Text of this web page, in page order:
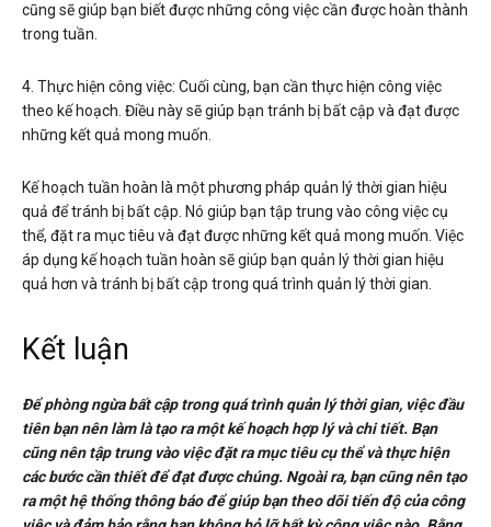
cũng sẽ giúp bạn biết được những công việc cần được hoàn thành
trong tuần.
4. Thực hiện công việc: Cuối cùng, bạn cần thực hiện công việc
theo kế hoạch. Điều này sẽ giúp bạn tránh bị bất cập và đạt được
những kết quả mong muốn.
Kế hoạch tuần hoàn là một phương pháp quản lý thời gian hiệu
quả để tránh bị bất cập. Nó giúp bạn tập trung vào công việc cụ
thể, đặt ra mục tiêu và đạt được những kết quả mong muốn. Việc
áp dụng kế hoạch tuần hoàn sẽ giúp bạn quản lý thời gian hiệu
quả hơn và tránh bị bất cập trong quá trình quản lý thời gian.
Kết luận
Để phòng ngừa bất cập trong quá trình quản lý thời gian, việc đầu
tiên bạn nên làm là tạo ra một kế hoạch hợp lý và chi tiết. Bạn
cũng nên tập trung vào việc đặt ra mục tiêu cụ thể và thực hiện
các bước cần thiết để đạt được chúng. Ngoài ra, bạn cũng nên tạo
ra một hệ thống thông báo để giúp bạn theo dõi tiến độ của công